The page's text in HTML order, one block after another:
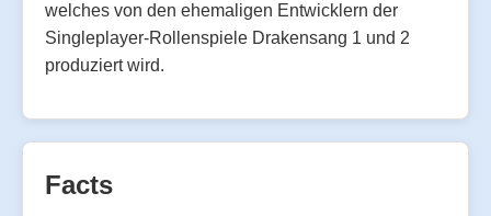
welches von den ehemaligen Entwicklern der
Singleplayer-Rollenspiele Drakensang 1 und 2
produziert wird.
Facts